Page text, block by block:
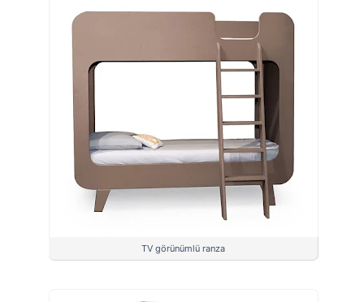
TV görünümlü ranza